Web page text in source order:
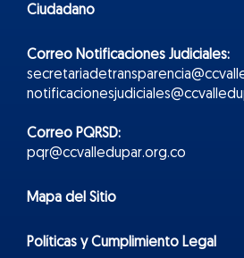
Ciudadano
Correo Notificaciones Judiciales:
Correo PQRSD:
pqr@ccvalledupar.org.co
Mapa del Sitio
Políticas y Cumplimiento Legal